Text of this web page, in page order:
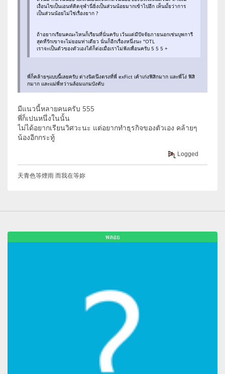
เงื่อนไขเป็นเอนท์ติดจุฬานี่ยิ่งเป็นส่วนน้อยมากเข้าไปอีก เห็นมั้ยว่าการ
เป็นส่วนน้อยไม่ใช่เรื่องยาก ?
ถ้าอยากเรียนคณะไหนก็เรียนที่นั่นครับ เว้นแต่มีปัจจัยภายนอกเช่นบุพการี
สุดที่รักเขาจะไม่ยอมท่าเดียว นั่นก็อีกเรื่องหนึ่งนะ "OTL
เราจะเป็นตัวของตัวเองได้ก็ต่อเมื่อเราไม่ฟังเพื่อนครับ 5 5 5 +
พี่ก็คล้ายๆแบบนี้เลยครับ ต่างนิดนึงตรงที่พี่ exFict เค้าเก่งฟิสิกมาก และพี่โง่ ฟิสิ
กมาก และแม่พี่หว่านล้อมแกมบังคับ
มีแนวนี้หลายคนครับ 555
พี่ก็เปนหนึ่งในนั้น
ไม่ได้อยากเรียนวิศวะนะ แต่อยากทำธุรกิจของตัวเอง คล้ายๆ
น้องอีกกระทู้
Logged
天青色等煙雨 而我在等妳
พลอย